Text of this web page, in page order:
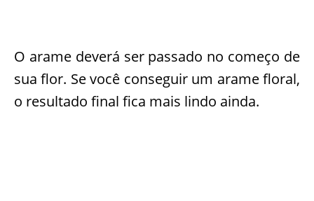
O arame deverá ser passado no começo de
sua flor. Se você conseguir um arame floral,
o resultado final fica mais lindo ainda.